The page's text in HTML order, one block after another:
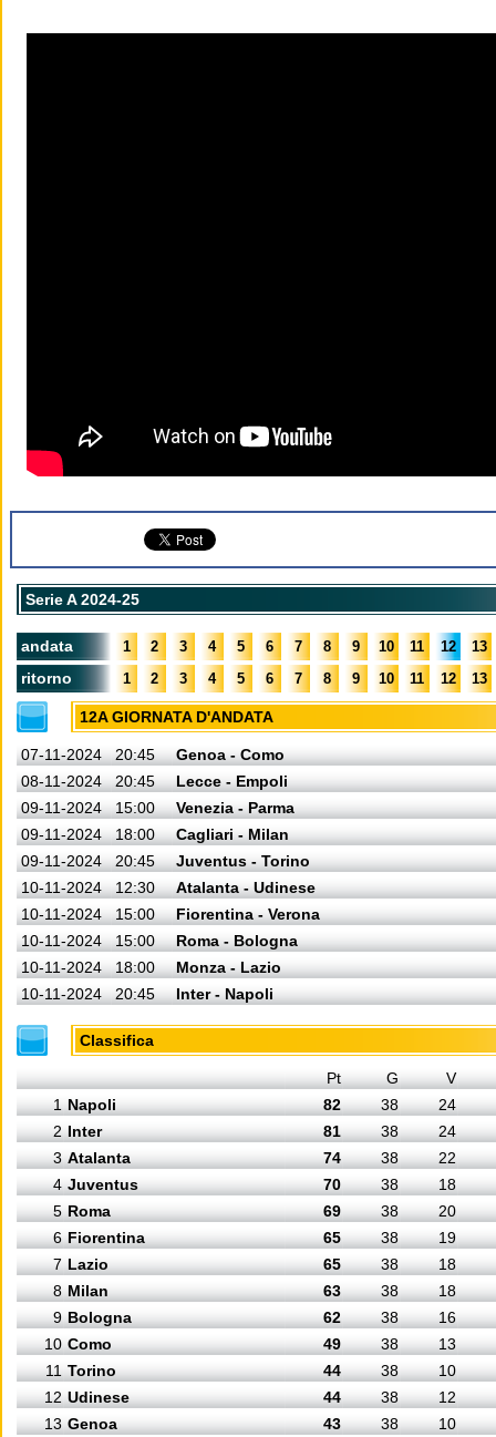
Serie A 2024-25
andata 1 2 3 4 5 6 7 8 9 10 11 12 13
ritorno 1 2 3 4 5 6 7 8 9 10 11 12 13
12A GIORNATA D'ANDATA
07-11-2024 20:45
Genoa - Como
08-11-2024
20:45
Lecce - Empoli
09-11-2024
15:00
Venezia - Parma
09-11-2024
18:00
Cagliari - Milan
09-11-2024
20:45
Juventus - Torino
10-11-2024
12:30
Atalanta - Udinese
10-11-2024
15:00
Fiorentina - Verona
10-11-2024
15:00
Roma - Bologna
10-11-2024
18:00
Monza - Lazio
10-11-2024
20:45 Inter - Napoli
Classifica
Pt G
V
1 Napoli 82 38
24
2 Inter 81 38
24
3 Atalanta 74 38
22
4 Juventus 70 38
18
5 Roma 69 38
20
6 Fiorentina 65 38
19
7 Lazio 65 38
18
8 Milan 63 38
18
9 Bologna 62 38
16
10 Como 49 38
13
11 Torino 44 38
10
12 Udinese 44 38
12
13 Genoa 43 38
10